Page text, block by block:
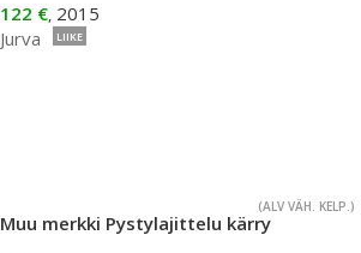
122 €, 2015
Jurva
LIIKE
(ALV VÄH. KELP.)
Muu merkki Pystylajittelu kärry